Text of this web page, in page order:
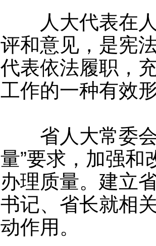
人大代表在人
评和意见，是宪
代表依法履职，
工作的一种有效
省人大常委会
量”要求，加强和
办理质量。建立
书记、省长就相
动作用。